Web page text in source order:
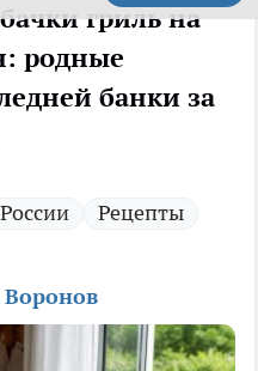
гриль на
родные
банки за
Рецепты